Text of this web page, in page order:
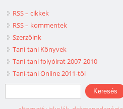
RSS – cikkek
RSS – kommentek
Szerzőink
Taní-tani Könyvek
Taní-tani folyóirat 2007-2010
Taní-tani Online 2011-től
Keresés űrlap
Keresés